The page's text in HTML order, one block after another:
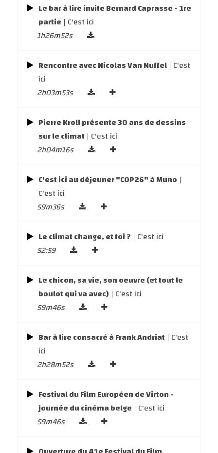
Le bar à lire invite Bernard Caprasse - 1re
partie | C'est ici
1h26m52s
Rencontre avec Nicolas Van Nuffel | C'est
ici
2h03m53s
Pierre Kroll présente 30 ans de dessins
sur le climat | C'est ici
2h04m16s
C'est ici au déjeuner "COP26" à Muno |
C'est ici
59m36s
Le climat change, et toi ? | C'est ici
52:59
Le chicon, sa vie, son oeuvre (et tout le
boulot qui va avec) | C'est ici
59m46s
Bar à lire consacré à Frank Andriat | C'est
ici
2h28m52s
Festival du Film Européen de Virton -
journée du cinéma belge | C'est ici
59m46s